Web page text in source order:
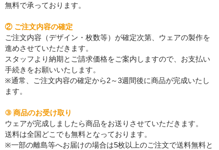
無料で承っております。
② ご注文内容の確定
ご注文内容（デザイン・枚数等）が確定次第、ウェアの製作を
進めさせていただきます。
スタッフより納期とご請求価格をご案内しますので、お支払い
手続きをお願いいたします。
※通常、ご注文内容の確定から2～3週間後に商品が完成いたし
ます。
③ 商品のお受け取り
ウェアが完成しましたら商品をお送りさせていただきます。
送料は全国どこでも無料となっております。
※一部の離島等へお届けの場合は5枚以上のご注文で送料無料と